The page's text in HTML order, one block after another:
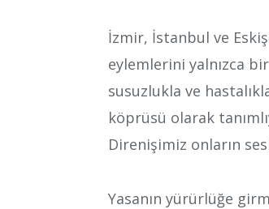
İzmir, İstanbul ve
eylemlerini yalnızca
susuzlukla ve
köprüsü olarak
Direnişimiz onların
Yasanın yürürlüğe